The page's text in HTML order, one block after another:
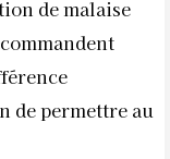
de malaise
de permettre au